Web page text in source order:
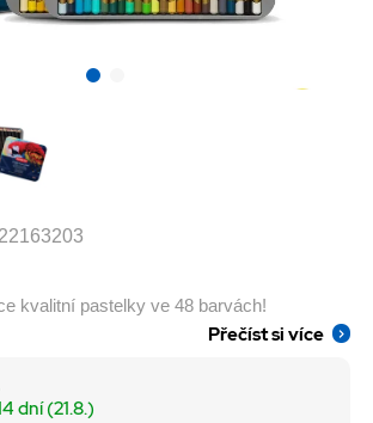
kvalitní pastelky ve 48 barvách!
Přečíst si více
dní (21.8.)